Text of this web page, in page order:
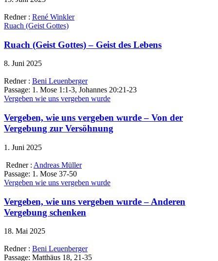
Redner : René Winkler
Ruach (Geist Gottes)
Ruach (Geist Gottes) – Geist des Lebens
8. Juni 2025
Redner : Beni Leuenberger
Passage: 1. Mose 1:1-3, Johannes 20:21-23
Vergeben wie uns vergeben wurde
Vergeben, wie uns vergeben wurde – Von der
Vergebung zur Versöhnung
1. Juni 2025
Redner : Andreas Müller
Passage: 1. Mose 37-50
Vergeben wie uns vergeben wurde
Vergeben, wie uns vergeben wurde – Anderen
Vergebung schenken
18. Mai 2025
Redner : Beni Leuenberger
Passage: Matthäus 18, 21-35